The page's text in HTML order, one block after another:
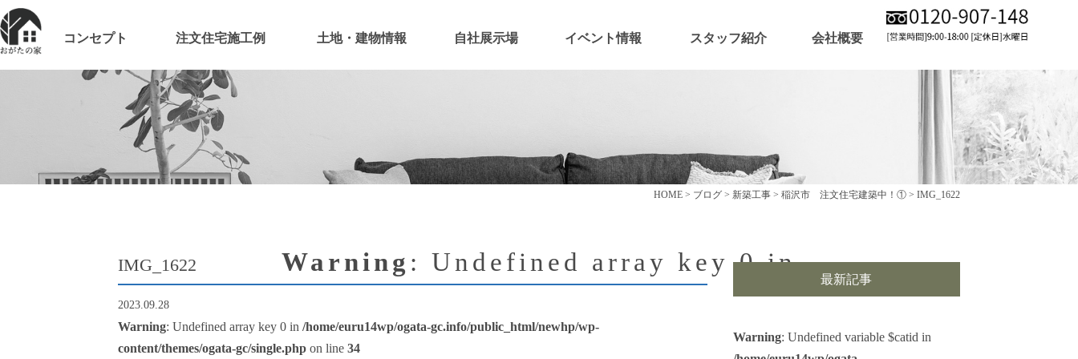
コンセプト 注文住宅施工例 土地・建物情報 自社展示場 イベント情報 スタッフ紹介 会社概要
Warning : Undefined array key 0 in
HOME > ブログ > 新築工事 > 稲沢市 注文住宅建築中！① > IMG_1622
IMG_1622
2023.09.28
Warning: Undefined array key 0 in /home/euru14wp/ogata-gc.info/public_html/newhp/wp-
content/themes/ogata-gc/single.php on line 34
最新記事
Warning: Undefined variable $catid in